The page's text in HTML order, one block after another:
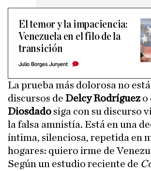
El temor y la impaciencia:
Venezuela en el filo de la
transición
Julio Borges Junyent
La prueba más dolorosa no
discursos de Delcy Rodríguezo
Diosdado siga con su discurso
la falsa amnistía. Está en una
íntima, silenciosa, repetida en
hogares: quiero irme de
Según un estudio reciente de